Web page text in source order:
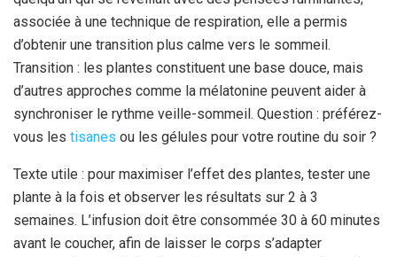
associée à une technique de respiration, elle a permis
d’obtenir une transition plus calme vers le sommeil.
Transition : les plantes constituent une base douce, mais
d’autres approches comme la mélatonine peuvent aider à
synchroniser le rythme veille-sommeil. Question : préférez-
vous les tisanes ou les gélules pour votre routine du soir ?
Texte utile : pour maximiser l’effet des plantes, tester une
plante à la fois et observer les résultats sur 2 à 3
semaines. L’infusion doit être consommée 30 à 60 minutes
avant le coucher, afin de laisser le corps s’adapter